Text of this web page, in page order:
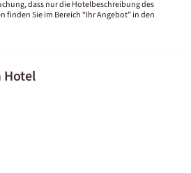
dass nur die Hotelbeschreibung des
finden Sie im Bereich “Ihr Angebot” in den
Hotel